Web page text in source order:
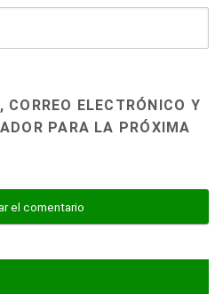
CORREO ELECTRÓNICO Y
PARA LA PRÓXIMA